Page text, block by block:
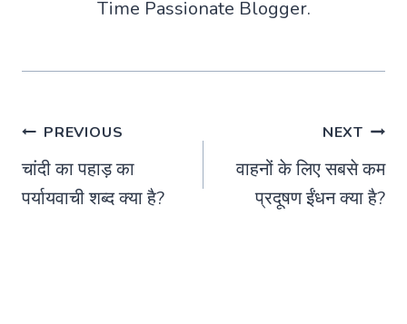
Time Passionate Blogger.
Post
navigation
PREVIOUS
चांदी का पहाड़ का
पर्यायवाची शब्द क्या है?
NEXT
वाहनों के लिए सबसे कम
प्रदूषण ईंधन क्या है?